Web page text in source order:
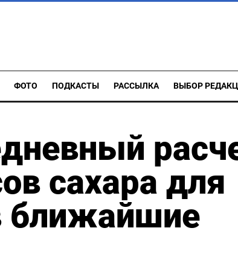
ФОТО ПОДКАСТЫ РАССЫЛКА ВЫБОР
сахара для
ближайшие